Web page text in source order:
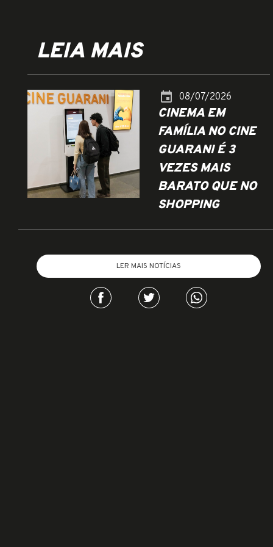
LEIA MAIS
event 08/07/2026
CINEMA EM
FAMÍLIA NO CINE
GUARANI É 3
VEZES MAIS
BARATO QUE NO
SHOPPING
LER MAIS NOTÍCIAS